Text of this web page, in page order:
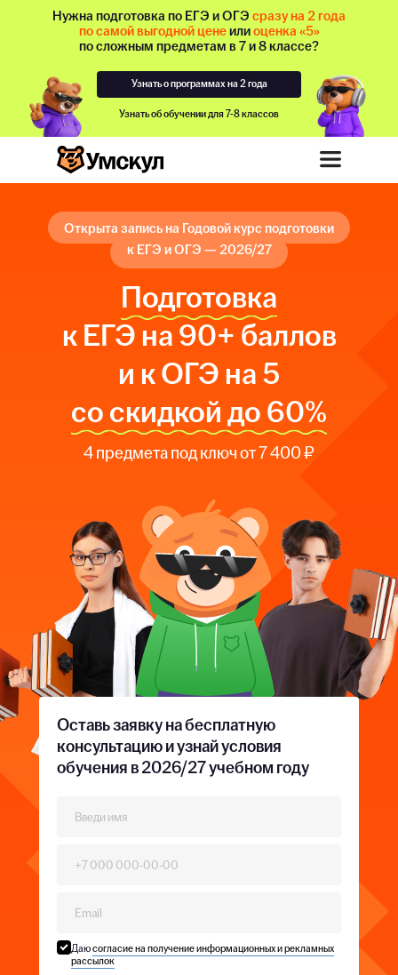
Узнать о программах на 2 года
Узнать об обучении для 7-8 классов
Нужна подготовка по ЕГЭ и ОГЭ сразу на 2 года
по самой выгодной ценеилиоценка «5»
по сложным предметам в 7 и 8 классе?
Открыта запись на Годовой курс подготовки
к ЕГЭ и ОГЭ — 2026/27
Подготовка
к ЕГЭ на 90+ баллов
и к ОГЭ на 5
со скидкой до 60%
4 предмета под ключ от 7 400 ₽
Оставь заявку на бесплатную
консультацию и узнай условия
обучения в 2026/27 учебном году
Даюсогласие на получение информационных и рекламных
рассылок